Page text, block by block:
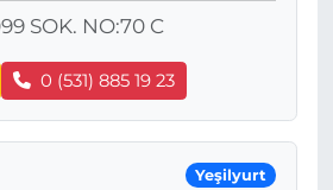
SOK. NO:70 C
0 (531) 885 19 23
Yeşilyurt